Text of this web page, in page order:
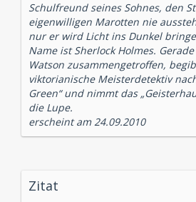
Schulfreund seines Sohnes, den
eigenwilligen Marotten nie
nur er wird Licht ins Dunkel
Name ist Sherlock Holmes.
Watson zusammengetroffen,
viktorianische Meisterdetektiv
Green“ und nimmt das
die Lupe.
erscheint am 24.09.2010
Zitat